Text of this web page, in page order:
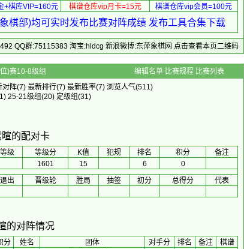
+棋库VIP=160元 棋谱仓库vip月卡=15元 棋谱仓库vip会员=100元
棋部)均可实时发布比赛对阵成绩 发布工具合集下载
QQ群:75115383 淘宝:hldcg 新浪微博:东萍象棋网 点击查看本页二维码
高新区围棋(级位)赛10-8级组 编辑名单 比赛规程 比赛列表
对阵(7) 最新排行(7) 最新胜率(7) 浏览人气(511)
25-21级组(20) 定级组(31)
暄的配对卡
等级 等级分 K值 犯规 排名 积分
备注
1601 15 6
0
退出 晋级轮 胜局 抽签 初分 总得分 代表
的对阵情况
分 姓名 团体 对手分 排名 备注
棋谱